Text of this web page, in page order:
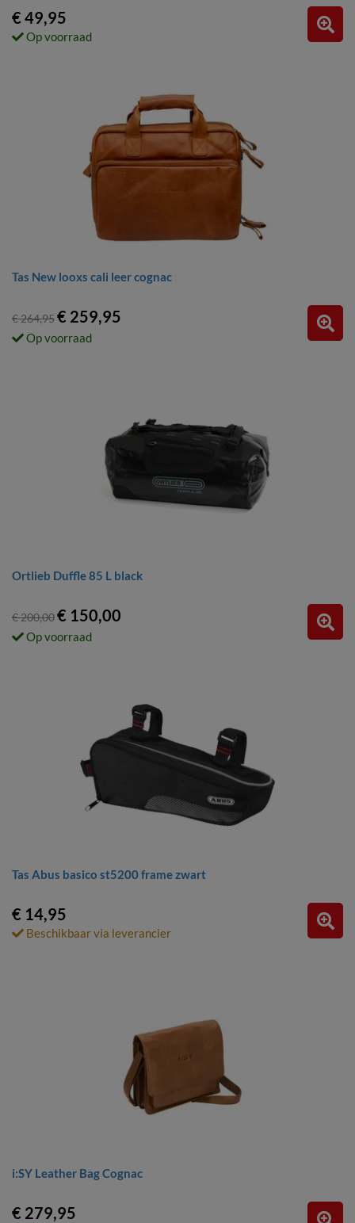
€ 49,95
Op voorraad
Tas New looxs cali leer cognac
€ 264,95€ 259,95
Op voorraad
Ortlieb Duffle 85 L black
€ 200,00€ 150,00
Op voorraad
Tas Abus basico st5200 frame zwart
€ 14,95
Beschikbaar via leverancier
i:SY Leather Bag Cognac
€ 279,95